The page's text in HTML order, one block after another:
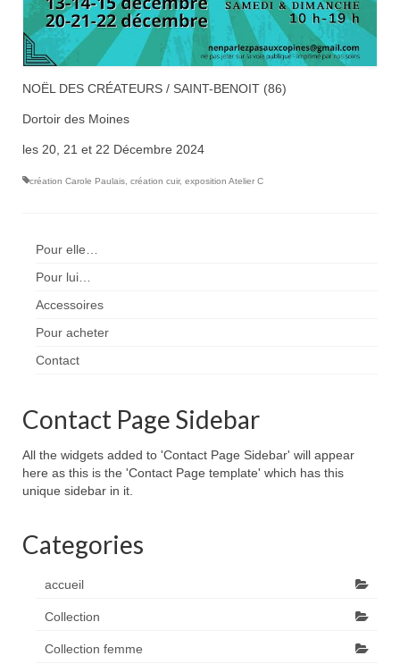
NOËL DES CRÉATEURS / SAINT-BENOIT (86)
Dortoir des Moines
les 20, 21 et 22 Décembre 2024
création Carole Paulais création cuir, exposition Atelier C
Pour elle…
Pour lui…
Accessoires
Pour acheter
Contact
Contact Page Sidebar
All the widgets added to 'Contact Page Sidebar' will appear
here as this is the 'Contact Page template' which has this
unique sidebar in it.
Categories
accueil
Collection
Collection femme